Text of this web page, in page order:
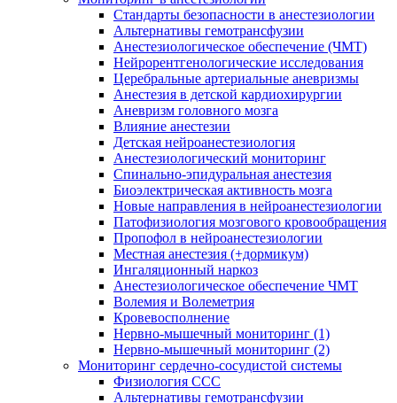
Стандарты безопасности в анестезиологии
Альтернативы гемотрансфузии
Анестезиологическое обеспечение (ЧМТ)
Нейрорентгенологические исследования
Церебральные артериальные аневризмы
Анестезия в детской кардиохирургии
Аневризм головного мозга
Влияние анестезии
Детская нейроанестезиология
Анестезиологический мониторинг
Спинально-эпидуральная анестезия
Биоэлектрическая активность мозга
Новые направления в нейроанестезиологии
Патофизиология мозгового кровообращения
Пропофол в нейроанестезиологии
Местная анестезия (+дормикум)
Ингаляционный наркоз
Анестезиологическое обеспечение ЧМТ
Волемия и Волеметрия
Кровевосполнение
Нервно-мышечный мониторинг (1)
Нервно-мышечный мониторинг (2)
Мониторинг сердечно-сосудистой системы
Физиология ССС
Альтернативы гемотрансфузии